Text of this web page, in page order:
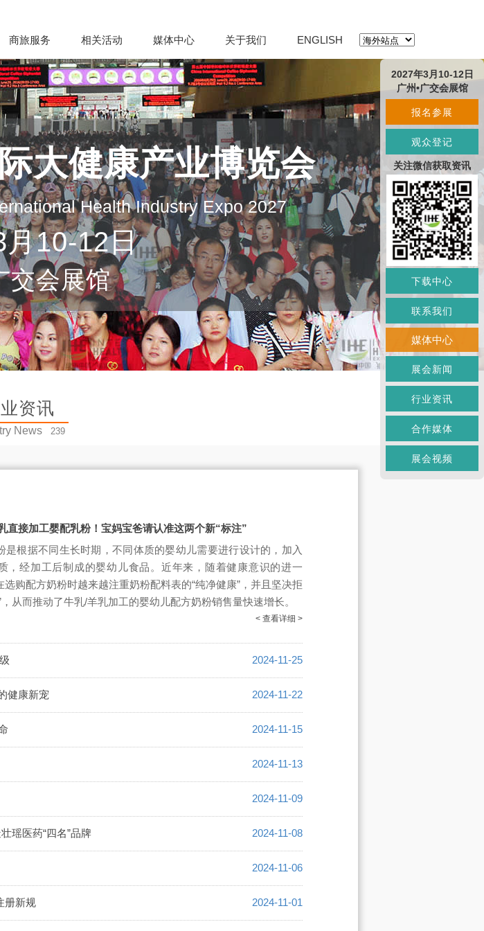
商旅服务 相关活动 媒体中心 关于我们 ENGLISH
大健康产业博览会
Health Industry Expo 2027
10-12日
交会展馆
资讯
News 239
直接加工婴配乳粉！宝妈宝爸请认准这两个新“标注”
是根据不同生长时期，不同体质的婴幼儿需要进行设计的，加入
，经加工后制成的婴幼儿食品。近年来，随着健康意识的进一
选购配方奶粉时越来越注重奶粉配料表的“纯净健康”，并且坚决拒
，从而推动了牛乳/羊乳加工的婴幼儿配方奶粉销售量快速增长。
< 查看详细 >
2024-11-25
健康新宠 2024-11-22
2024-11-15
2024-11-13
2024-11-09
瑶医药“四名”品牌 2024-11-08
2024-11-06
册新规 2024-11-01
2027年3月10-12日
广州•广交会展馆
报名参展
观众登记
关注微信获取资讯
下载中心
联系我们
媒体中心
展会新闻
行业资讯
合作媒体
展会视频